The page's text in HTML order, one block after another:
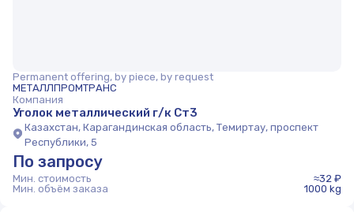
Permanent offering, by piece, by request
МЕТАЛЛПРОМТРАНС
Компания
Уголок металлический г/к Ст3
Казахстан, Карагандинская область, Темиртау, проспект
Республики, 5
По запросу
Мин. стоимость
≈32 ₽
Мин. объём заказа
1000 kg